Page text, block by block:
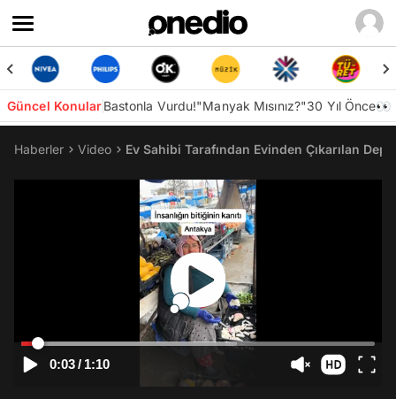
Güncel KonularBastonla Vurdu!"Manyak Mısınız?"30 Yıl Önce👀
Haberler Video Ev Sahibi Tarafından Evinden Çıkarılan
0:03/ 1:10